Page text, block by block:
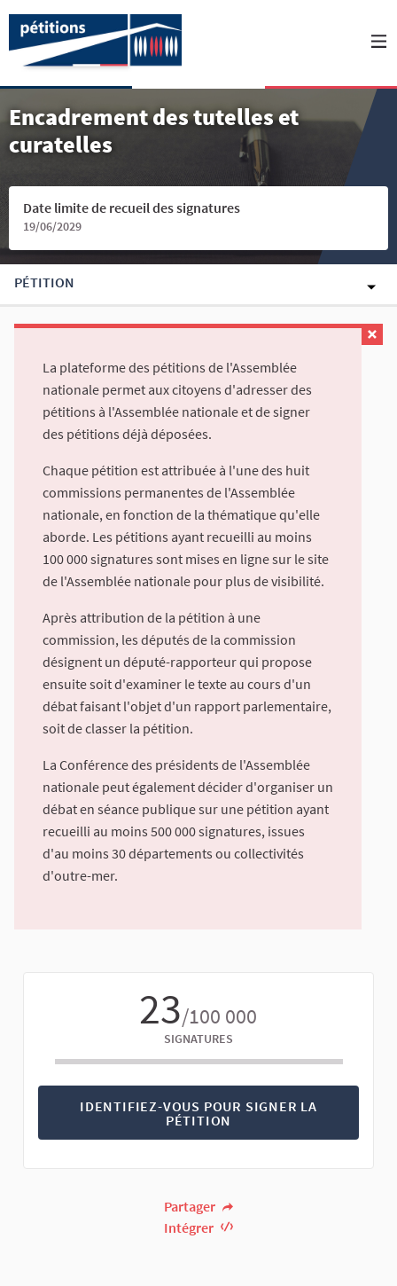
Encadrement des tutelles et
curatelles
Date limite de recueil des signatures
19/06/2029
PÉTITION
La plateforme des pétitions de l'Assemblée
nationale permet aux citoyens d'adresser des
pétitions à l'Assemblée nationale et de signer
des pétitions déjà déposées.
Chaque pétition est attribuée à l'une des huit
commissions permanentes de l'Assemblée
nationale, en fonction de la thématique qu'elle
aborde. Les pétitions ayant recueilli au moins
100 000 signatures sont mises en ligne sur le site
de l'Assemblée nationale pour plus de visibilité.
Après attribution de la pétition à une
commission, les députés de la commission
désignent un député-rapporteur qui propose
ensuite soit d'examiner le texte au cours d'un
débat faisant l'objet d'un rapport parlementaire,
soit de classer la pétition.
La Conférence des présidents de l'Assemblée
nationale peut également décider d'organiser un
débat en séance publique sur une pétition ayant
recueilli au moins 500 000 signatures, issues
d'au moins 30 départements ou collectivités
d'outre-mer.
23/100 000
SIGNATURES
IDENTIFIEZ-VOUS POUR SIGNER LA
PÉTITION
Partager
Intégrer